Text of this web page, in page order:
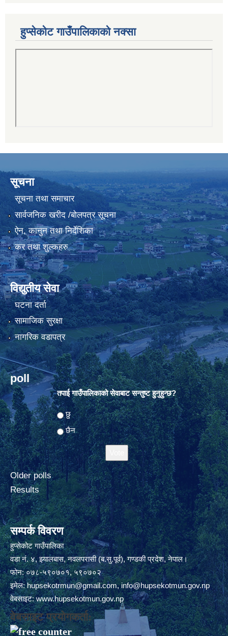
हुप्सेकोट गाउँपालिकाको नक्सा
सूचना
सूचना तथा समाचार
सार्वजनिक खरीद /बोलपत्र सूचना
ऐन, कानुन तथा निर्देशिका
कर तथा शुल्कहरु
विद्युतीय सेवा
घटना दर्ता
सामाजिक सुरक्षा
नागरिक वडापत्र
poll
तपाई गाउँपालिकाको सेवाबाट सन्तुष्ट हुनुहुन्छ?
Choices
छु
छैन
Older polls
Results
सम्पर्क विवरण
हुप्सेकोट गाउँपालिका
वडा नं. ४, झ्यालबास, नवलपरासी (ब.सु.पूर्व), गण्डकी प्रदेश, नेपाल।
फोन: ०७८-५९०७०१, ५९०७०२
इमेल:hupsekotrmun@gmail.com,info@hupsekotmun.gov.np
वेबसाइट:www.hupsekotmun.gov.np
वेबसाइट प्रयोगकर्ता: